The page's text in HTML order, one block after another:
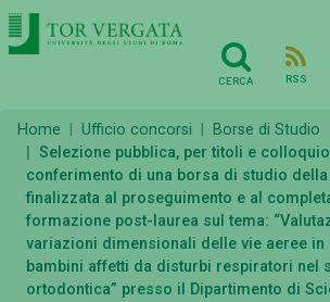
CERCA RSS
Home Ufficio concorsi
Borse di Studio
Selezione pubblica, per titoli e
conferimento di una borsa di studio
finalizzata al proseguimento e al
formazione post-laurea sul tema:
variazioni dimensionali delle vie aeree in
bambini affetti da disturbi respiratori nel
ortodontica” presso il Dipartimento di